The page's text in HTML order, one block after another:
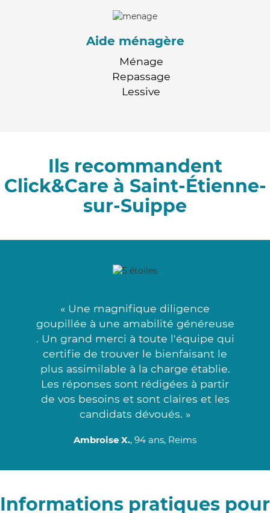
Aide ménagère
Ménage
Repassage
Lessive
Ils recommandent
Click&Care à Saint-Étienne-
sur-Suippe
« Une magnifique diligence
goupillée à une amabilité généreuse
. Un grand merci à toute l'équipe qui
certifie de trouver le bienfaisant le
plus assimilable à la charge établie.
Les réponses sont rédigées à partir
de vos besoins et sont claires et les
candidats dévoués. »
Ambroise X., 94 ans, Reims
Informations pratiques pour